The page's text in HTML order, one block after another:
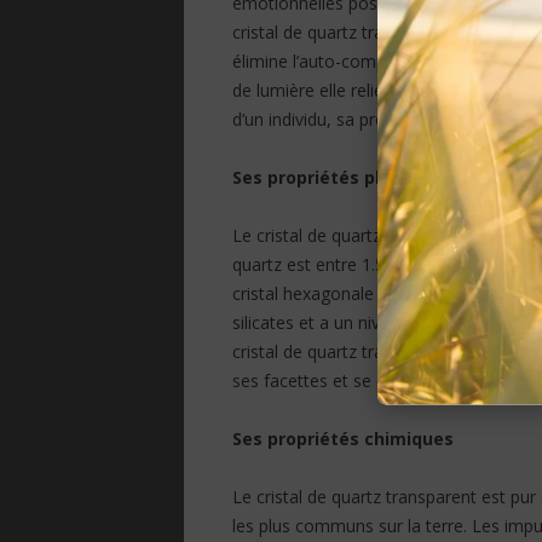
cristal de quartz transparent
élimine l’auto-compassion et aide à
de lumière elle relie aux différents
d’un individu, sa propre lumière.
Ses propriétés physiques
Le cristal de quartz transparent a une
quartz est entre 1.544 et 1.553. Le
cristal hexagonale et une fracture
silicates et a un niveau de
cristal de quartz transparent
ses facettes et se dissout facilement
Ses propriétés chimiques
Le cristal de quartz transparent est
les plus communs sur la terre. Les